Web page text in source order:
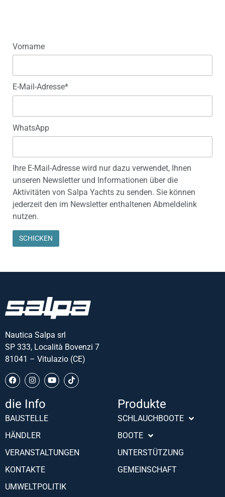
Vorname
E-Mail-Adresse*
WhatsApp
Ihre E-Mail-Adresse wird nur dazu verwendet, Ihnen
unseren Newsletter und Informationen über die
Aktivitäten von Salpa Yachts zu senden. Sie können
jederzeit den im Newsletter enthaltenen Abmeldelink
nutzen.
Nautica Salpa srl
SP 333, Località Bovenzi 7
81041 – Vitulazio (CE)
die Info
BAUSTELLE
HÄNDLER
VERANSTALTUNGEN
KONTAKTE
UMWELTPOLITIK
Produkte
SCHLAUCHBOOTE
BOOTE
UNTERSTÜTZUNG
GEMEINSCHAFT